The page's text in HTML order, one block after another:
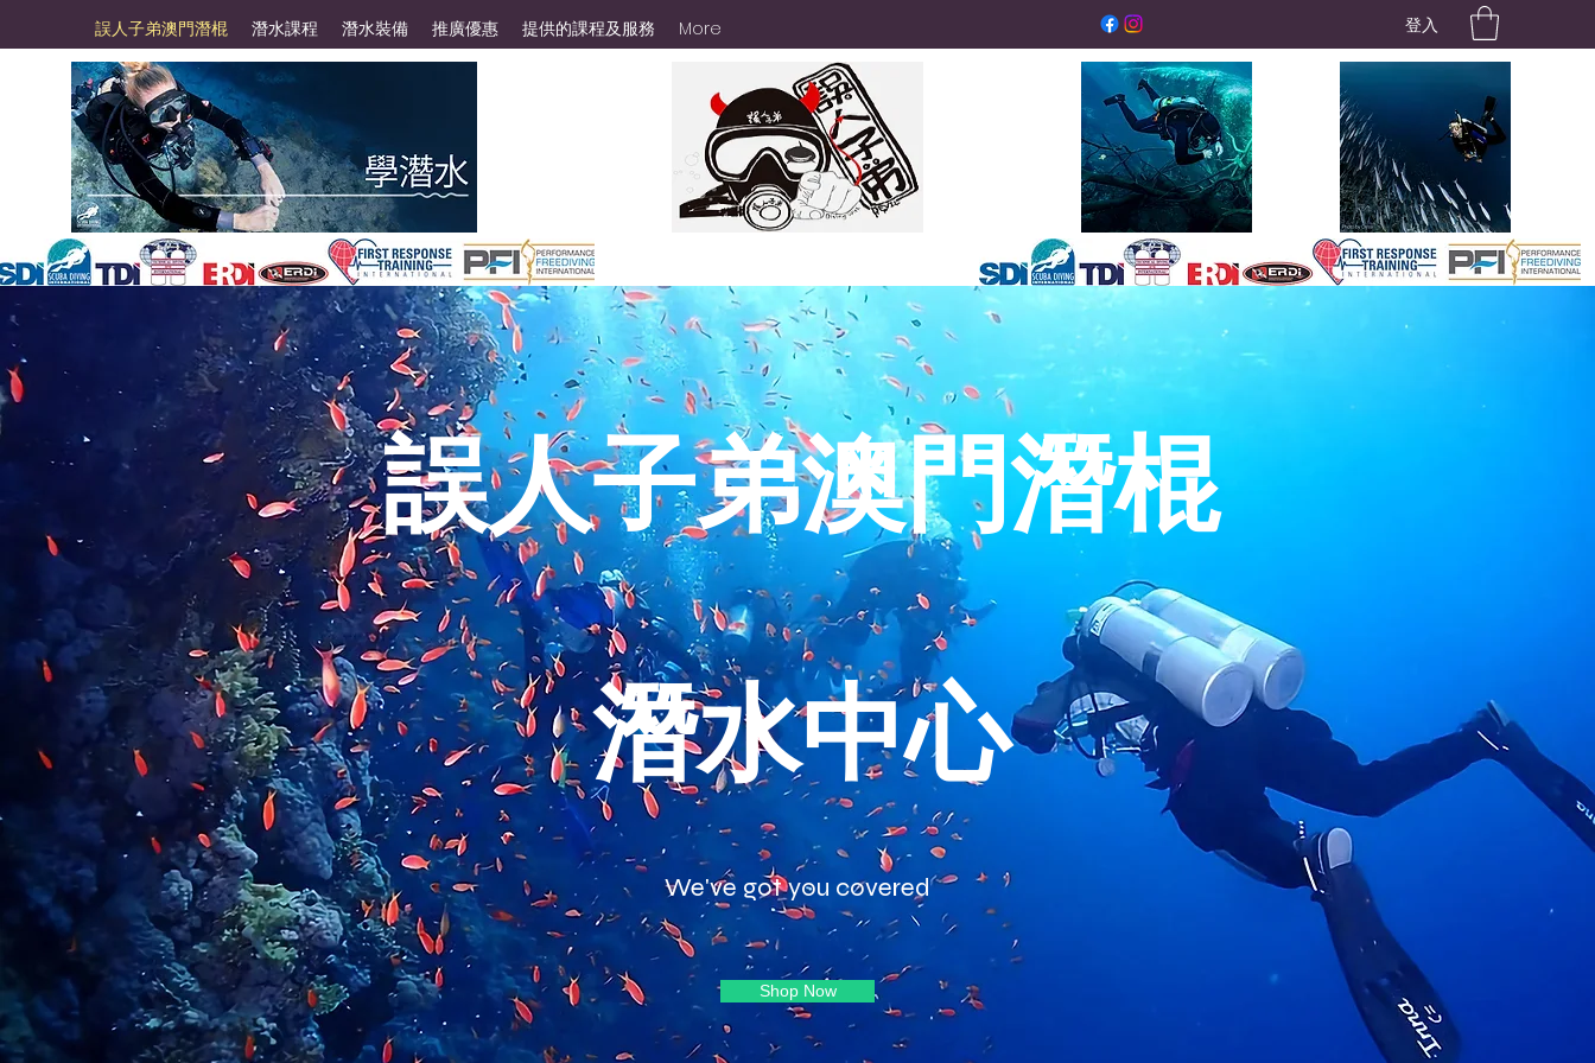
誤人子弟澳門潛棍 潛水課程 潛水裝備 推廣優惠 提供的課程及服務 More 登入
誤人子弟澳門潛棍
​潛水中心
We've got you covered
Shop Now